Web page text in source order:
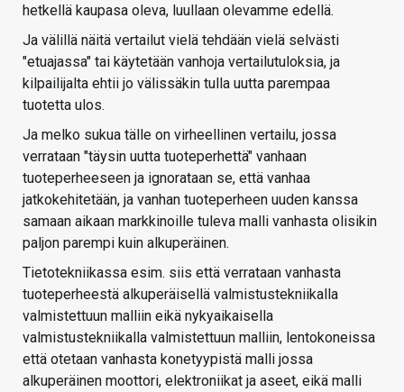
hetkellä kaupasa oleva, luullaan olevamme edellä.
Ja välillä näitä vertailut vielä tehdään vielä selvästi
"etuajassa" tai käytetään vanhoja vertailutuloksia, ja
kilpailijalta ehtii jo välissäkin tulla uutta parempaa
tuotetta ulos.
Ja melko sukua tälle on virheellinen vertailu, jossa
verrataan "täysin uutta tuoteperhettä" vanhaan
tuoteperheeseen ja ignorataan se, että vanhaa
jatkokehitetään, ja vanhan tuoteperheen uuden kanssa
samaan aikaan markkinoille tuleva malli vanhasta olisikin
paljon parempi kuin alkuperäinen.
Tietotekniikassa esim. siis että verrataan vanhasta
tuoteperheestä alkuperäisellä valmistustekniikalla
valmistettuun malliin eikä nykyaikaisella
valmistustekniikalla valmistettuun malliin, lentokoneissa
että otetaan vanhasta konetyypistä malli jossa
alkuperäinen moottori, elektroniikat ja aseet, eikä malli